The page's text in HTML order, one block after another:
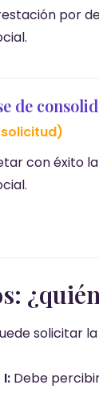
por
de
con éxito
solicitar
Debe